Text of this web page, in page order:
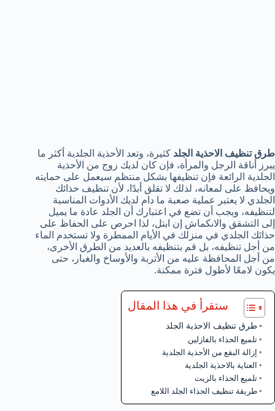
طرق تنظيف الاحذية الجلد كثيرة، وتعد الأحذية الجلدية أكثر ما
يبرز أناقة الرجل والمرأة، فإن كان لديك زوج من الأحذية
الجلدية الرائعة فإن تنظيفها بشكل منتظم سيعمل على حمايته
ويحافظ على لمعانه، لذلك لا تقلق أبدًا، لأن تنظيف حذائك
الجلدي لا يعتبر عملية صعبة ما دام لديك الأدوات المناسبة
لتنظيفه، ويجب أن تضع في اعتبارك أن الجلد عادة ما يميل
إلى التشقق والانكماش إن ابتل، لذا احرص على الحفاظ على
حذائك الجلدي في منزلك في الأيام الممطرة ولا تستخدم الماء
من أجل تنظيفه، بل قم بتنظيفه بالعديد من الطرق الأخرى،
من أجل المحافظة عليه من الأتربة والأوساخ والغبار، حتى
يكون لامعًا لأطول فترة ممكنة.
ستقرأ في هذا المقال
طرق تنظيف الاحذية الجلد
تلميع الحذاء بالفازلين
إزالة البقع من الأحذية الجلدية
العناية بالاحذية الجلدية
تلميع الحذاء بالزيت
طريقة تنظيف الحذاء الجلد اللامع